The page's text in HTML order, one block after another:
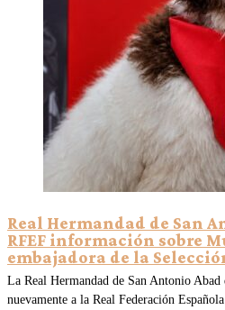
Real Hermandad de San
RFEF información sobre
embajadora de la
La Real Hermandad de San Antonio
nuevamente a la Real Federación